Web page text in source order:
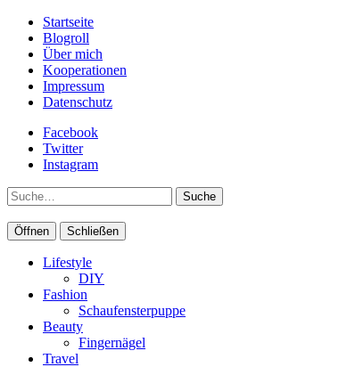
Startseite
Blogroll
Über mich
Kooperationen
Impressum
Datenschutz
Facebook
Twitter
Instagram
Suche
Öffnen Schließen
Lifestyle
DIY
Fashion
Schaufensterpuppe
Beauty
Fingernägel
Travel